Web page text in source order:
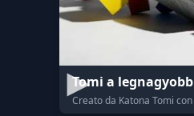
Tomi a legnagyobb
Creato da Katona Tomi con